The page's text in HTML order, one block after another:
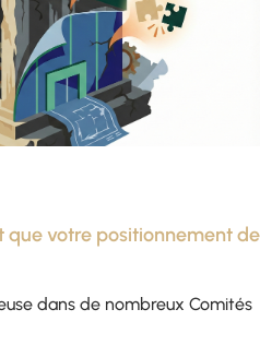
que votre positionnement de
dans de nombreux Comités